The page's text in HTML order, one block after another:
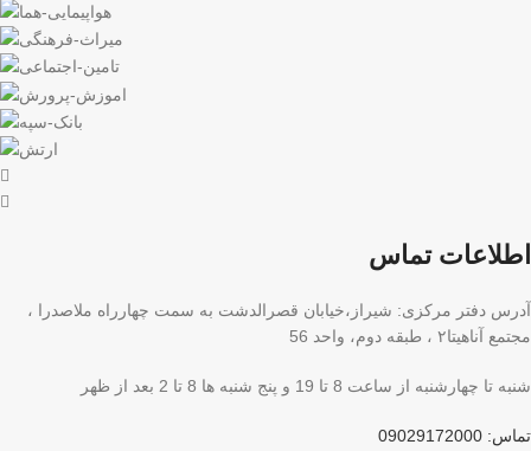
اطلاعات تماس
آدرس دفتر مرکزی: شیراز،خیابان قصرالدشت به سمت چهارراه ملاصدرا ،
مجتمع آناهیتا۲ ، طبقه دوم، واحد 56
شنبه تا چهارشنبه از ساعت 8 تا 19 و پنج شنبه ها 8 تا 2 بعد از ظهر
تماس: 09029172000